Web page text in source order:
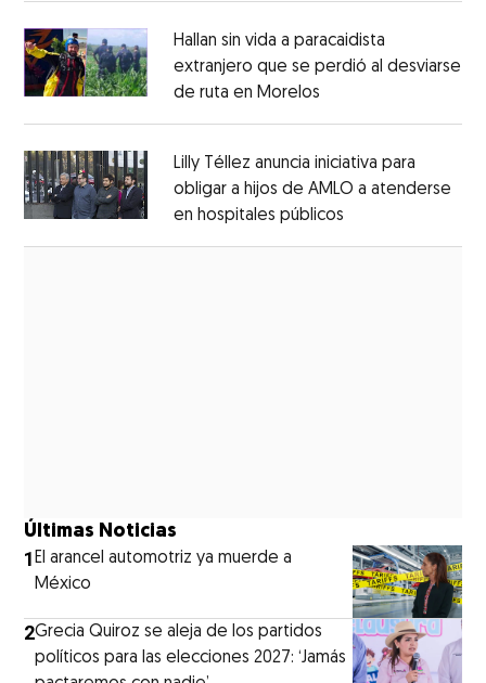
Hallan sin vida a paracaidista
extranjero que se perdió al desviarse
de ruta en Morelos
Lilly Téllez anuncia iniciativa para
obligar a hijos de AMLO a atenderse
en hospitales públicos
Últimas Noticias
1El arancel automotriz ya muerde a
México
2Grecia Quiroz se aleja de los partidos
políticos para las elecciones 2027: ‘Jamás